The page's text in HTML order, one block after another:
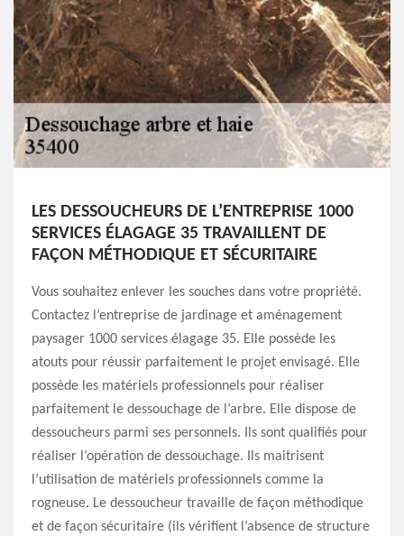
LES DESSOUCHEURS DE L’ENTREPRISE 1000
SERVICES ÉLAGAGE 35 TRAVAILLENT DE
FAÇON MÉTHODIQUE ET SÉCURITAIRE
Vous souhaitez enlever les souches dans votre propriété.
Contactez l’entreprise de jardinage et aménagement
paysager 1000 services élagage 35. Elle possède les
atouts pour réussir parfaitement le projet envisagé. Elle
possède les matériels professionnels pour réaliser
parfaitement le dessouchage de l’arbre. Elle dispose de
dessoucheurs parmi ses personnels. Ils sont qualifiés pour
réaliser l’opération de dessouchage. Ils maitrisent
l’utilisation de matériels professionnels comme la
rogneuse. Le dessoucheur travaille de façon méthodique
et de façon sécuritaire (ils vérifient l’absence de structure